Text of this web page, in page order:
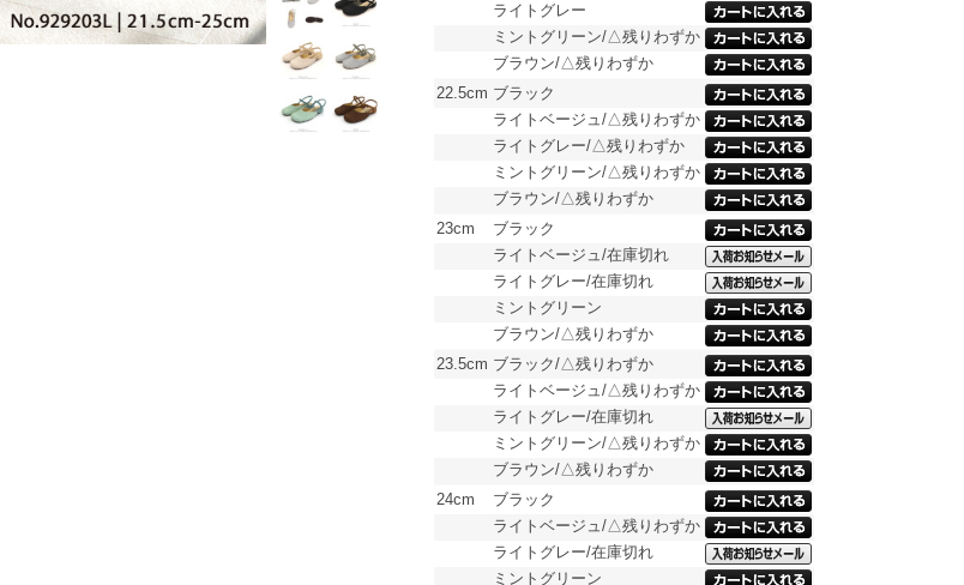
ライトグレー
ミントグリーン/△残りわずか
ブラウン/△残りわずか
22.5cm ブラック
ライトベージュ/△残りわずか
ライトグレー/△残りわずか
ミントグリーン/△残りわずか
ブラウン/△残りわずか
23cm
ブラック
ライトベージュ/在庫切れ
ライトグレー/在庫切れ
ミントグリーン
ブラウン/△残りわずか
23.5cm ブラック/△残りわずか
ライトベージュ/△残りわずか
ライトグレー/在庫切れ
ミントグリーン/△残りわずか
ブラウン/△残りわずか
24cm
ブラック
ライトベージュ/△残りわずか
ライトグレー/在庫切れ
ミントグリーン